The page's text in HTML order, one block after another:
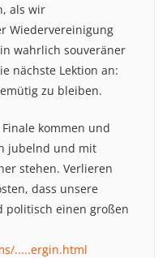
als wir
Wiedervereinigung
wahrlich souveräner
nächste Lektion an:
zu bleiben.
kommen und
jubelnd und mit
stehen. Verlieren
dass unsere
politisch einen großen
.....ergin.html